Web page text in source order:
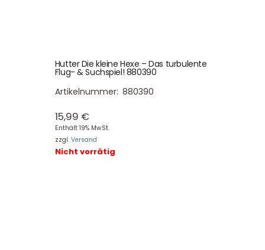
Hutter Die kleine Hexe – Das turbulente
Flug- & Suchspiel! 880390
Artikelnummer: 880390
15,99 €
Enthält 19% MwSt.
zzgl. Versand
Nicht vorrätig